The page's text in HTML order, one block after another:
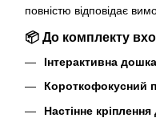
повністю відповідає
📦 До комплекту
Інтерактивна
Короткофокусний
Настінне